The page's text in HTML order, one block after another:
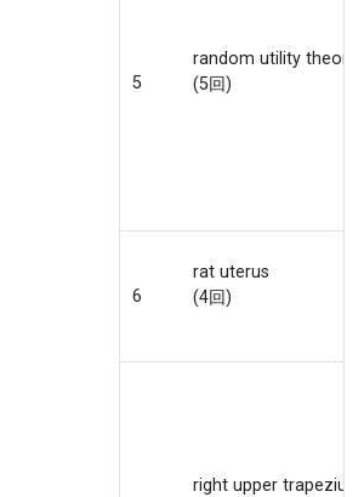
5
random utility theory
(5回)
6
rat uterus
(4回)
right upper trapezius